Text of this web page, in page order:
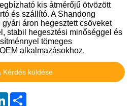
kis átmérőjű ötvözött
és szállító. A Shandong
áron hegesztett csöveket
stabil hegesztési minőséggel és
tömeges
alkalmazásokhoz.
Kérdés küldése
LinkedIn